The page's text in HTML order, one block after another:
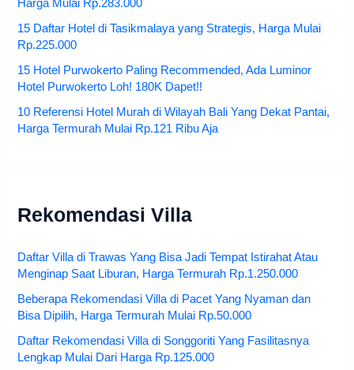
Harga Mulai Rp.283.000
15 Daftar Hotel di Tasikmalaya yang Strategis, Harga Mulai
Rp.225.000
15 Hotel Purwokerto Paling Recommended, Ada Luminor
Hotel Purwokerto Loh! 180K Dapet!!
10 Referensi Hotel Murah di Wilayah Bali Yang Dekat Pantai,
Harga Termurah Mulai Rp.121 Ribu Aja
Rekomendasi Villa
Daftar Villa di Trawas Yang Bisa Jadi Tempat Istirahat Atau
Menginap Saat Liburan, Harga Termurah Rp.1.250.000
Beberapa Rekomendasi Villa di Pacet Yang Nyaman dan
Bisa Dipilih, Harga Termurah Mulai Rp.50.000
Daftar Rekomendasi Villa di Songgoriti Yang Fasilitasnya
Lengkap Mulai Dari Harga Rp.125.000